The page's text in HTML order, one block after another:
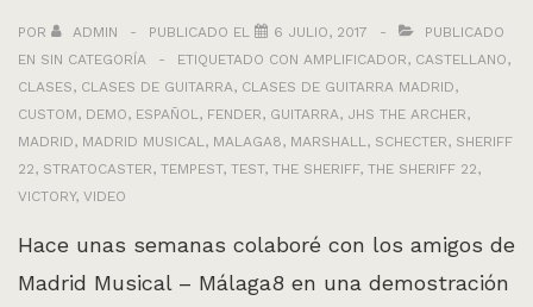
POR ADMIN PUBLICADO EL 6 JULIO, 2017
PUBLICADO
EN SIN CATEGORÍA ETIQUETADO CON AMPLIFICADOR, CASTELLANO,
CLASES, CLASES DE GUITARRA, CLASES DE GUITARRA MADRID,
CUSTOM, DEMO, ESPAÑOL, FENDER, GUITARRA, JHS THE ARCHER,
MADRID, MADRID MUSICAL, MALAGA8, MARSHALL, SCHECTER, SHERIFF
22, STRATOCASTER, TEMPEST, TEST, THE SHERIFF, THE SHERIFF 22,
VICTORY, VIDEO
Hace unas semanas colaboré con los amigos de
Madrid Musical – Málaga8 en una demostración